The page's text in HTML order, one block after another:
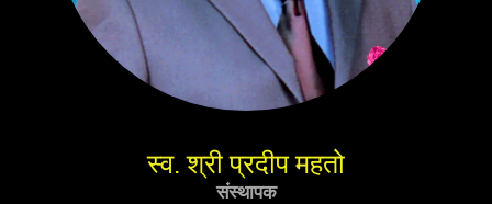
स्व. श्री प्रदीप महतो
संस्थापक